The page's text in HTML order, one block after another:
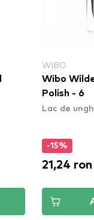
WIBO
Wibo
Polish - 6
Lac de
-15%
21,24 ron